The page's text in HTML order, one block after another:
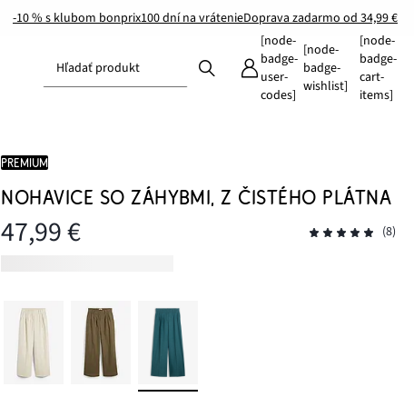
-10 % s klubom bonprix100 dní na vrátenieDoprava zadarmo od 34,99 €
Hľadať produkt
[node-
badge-
user-
codes]
[node-
badge-
wishlist]
[node-
badge-
cart-
items]
PREMIUM
NOHAVICE SO ZÁHYBMI, Z ČISTÉHO PLÁTNA
47,99 € (8)